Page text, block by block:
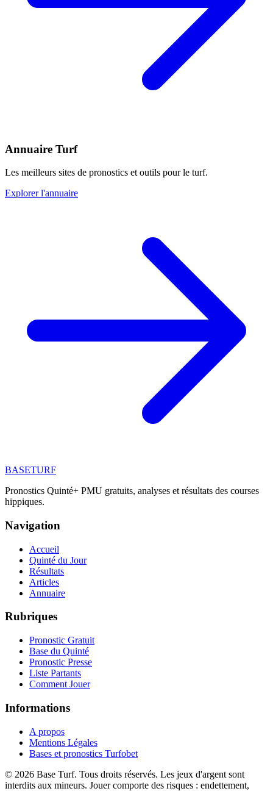
Annuaire Turf
Les meilleurs sites de pronostics et outils pour le turf.
Explorer l'annuaire
BASETURF
Pronostics Quinté+ PMU gratuits, analyses et résultats des courses
hippiques.
Navigation
Accueil
Quinté du Jour
Résultats
Articles
Annuaire
Rubriques
Pronostic Gratuit
Base du Quinté
Pronostic Presse
Liste Partants
Comment Jouer
Informations
A propos
Mentions Légales
Bases et pronostics Turfobet
© 2026 Base Turf. Tous droits réservés. Les jeux d'argent sont
interdits aux mineurs. Jouer comporte des risques : endettement,